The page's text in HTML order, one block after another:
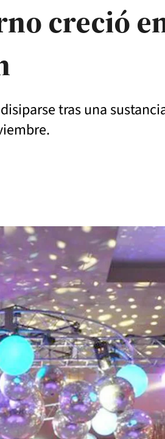
creció
tras una